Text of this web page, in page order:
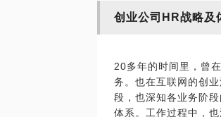
创业公司HR战略及
20多年的时间里，曾
务。也在互联网的创
段，也深知各业务阶
体系。工作过程中，